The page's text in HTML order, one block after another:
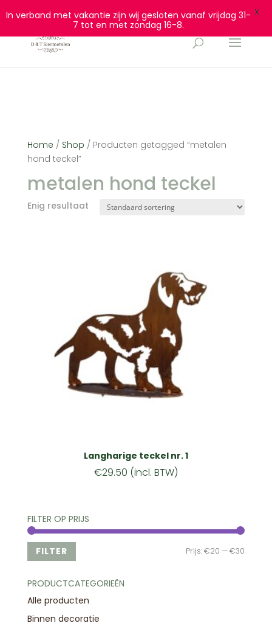
0628932940 info@dtsiermetalen.nl
Home / Shop / Producten getagged “metalen
hond teckel”
metalen hond teckel
Enig resultaat
Langharige teckel nr. 1
€29.50 (incl. BTW)
FILTER OP PRIJS
FILTER Prijs:€20 —€30
PRODUCTCATEGORIEËN
Alle producten
Binnen decoratie
In verband met vakantie zijn wij gesloten vanaf vrijdag 31-
7 tot en met zondag 16-8.
X